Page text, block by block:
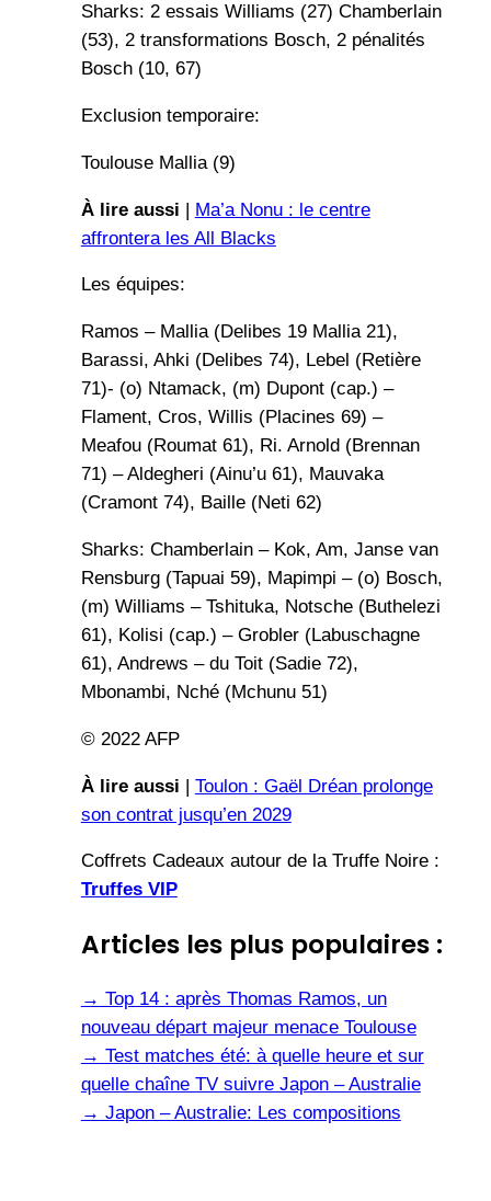
Sharks: 2 essais Williams (27) Chamberlain
(53), 2 transformations Bosch, 2 pénalités
Bosch (10, 67)
Exclusion temporaire:
Toulouse Mallia (9)
À lire aussi | Ma’a Nonu : le centre
affrontera les All Blacks
Les équipes:
Ramos – Mallia (Delibes 19 Mallia 21),
Barassi, Ahki (Delibes 74), Lebel (Retière
71)- (o) Ntamack, (m) Dupont (cap.) –
Flament, Cros, Willis (Placines 69) –
Meafou (Roumat 61), Ri. Arnold (Brennan
71) – Aldegheri (Ainu’u 61), Mauvaka
(Cramont 74), Baille (Neti 62)
Sharks: Chamberlain – Kok, Am, Janse van
Rensburg (Tapuai 59), Mapimpi – (o) Bosch,
(m) Williams – Tshituka, Notsche (Buthelezi
61), Kolisi (cap.) – Grobler (Labuschagne
61), Andrews – du Toit (Sadie 72),
Mbonambi, Nché (Mchunu 51)
© 2022 AFP
À lire aussi | Toulon : Gaël Dréan prolonge
son contrat jusqu’en 2029
Coffrets Cadeaux autour de la Truffe Noire :
Truffes VIP
Articles les plus populaires :
→ Top 14 : après Thomas Ramos, un
nouveau départ majeur menace Toulouse
→ Test matches été: à quelle heure et sur
quelle chaîne TV suivre Japon – Australie
→ Japon – Australie: Les compositions